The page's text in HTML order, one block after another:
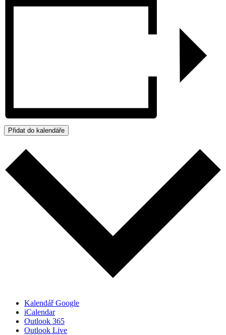
Přidat do kalendáře
Kalendář Google
iCalendar
Outlook 365
Outlook Live